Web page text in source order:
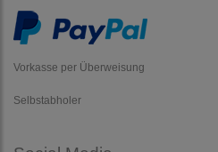
Vorkasse per Überweisung
Selbstabholer